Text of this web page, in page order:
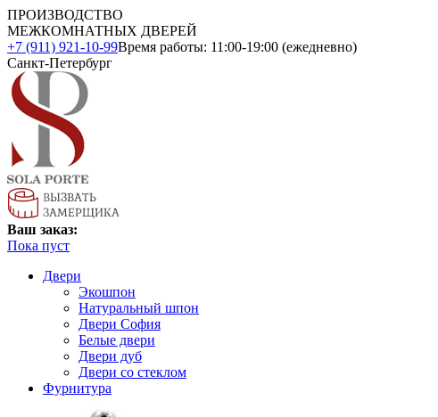
ПРОИЗВОДСТВО
МЕЖКОМНАТНЫХ ДВЕРЕЙ
+7 (911) 921-10-99Время работы: 11:00-19:00 (ежедневно)
Санкт-Петербург
Ваш заказ:
Пока пуст
Двери
Экошпон
Натуральный шпон
Двери София
Белые двери
Двери дуб
Двери со стеклом
Фурнитура